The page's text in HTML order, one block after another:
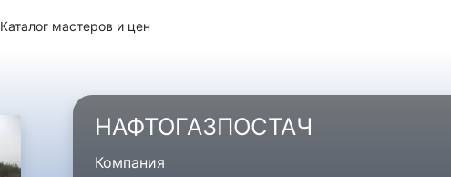
Каталог мастеров и цен
НАФТОГАЗПОСТАЧ
Компания